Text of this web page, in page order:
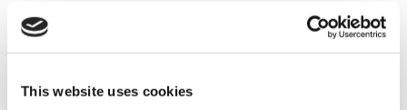
This website uses cookies
Mega-Fettabsaugung
Bitte erkundigen Sie sich
Wiederherstellungschirurgie
Bitte erkundigen Sie sich
Schläfe Lifting Bitte erkundigen Sie sich
Labioplastik Bitte erkundigen Sie sich